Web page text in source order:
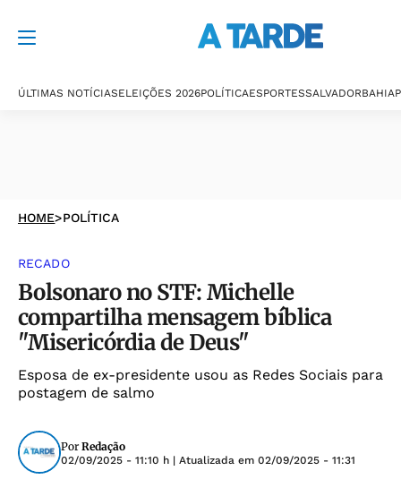
ÚLTIMAS NOTÍCIASELEIÇÕES 2026POLÍTICAESPORTESSALVADORBAHIA
HOME>POLÍTICA
RECADO
Bolsonaro no STF: Michelle
compartilha mensagem bíblica
"Misericórdia de Deus"
Esposa de ex-presidente usou as Redes Sociais para
postagem de salmo
Por Redação
02/09/2025 - 11:10 h | Atualizada em 02/09/2025 - 11:31